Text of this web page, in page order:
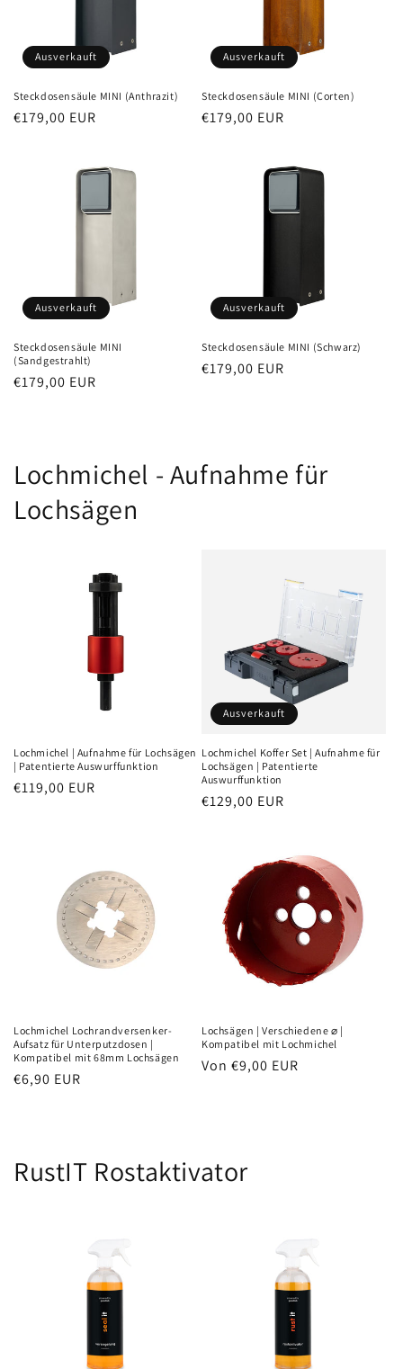
Ausverkauft
Steckdosensäule MINI (Anthrazit)
Normaler
€179,00 EUR
Ausverkauft
Steckdosensäule MINI (Corten)
Normaler
€179,00 EUR
Ausverkauft
Steckdosensäule MINI
(Sandgestrahlt)
Normaler
€179,00 EUR
Ausverkauft
Steckdosensäule MINI (Schwarz)
Normaler
€179,00 EUR
Lochmichel - Aufnahme für
Lochsägen
Lochmichel | Aufnahme für Lochsägen
| Patentierte Auswurffunktion
Normaler
€119,00 EUR
Ausverkauft
Lochmichel Koffer Set | Aufnahme für
Lochsägen | Patentierte
Auswurffunktion
Normaler
€129,00 EUR
Lochmichel Lochrandversenker-
Aufsatz für Unterputzdosen |
Kompatibel mit 68mm Lochsägen
Normaler
€6,90 EUR
Lochsägen | Verschiedene ⌀ |
Kompatibel mit Lochmichel
Normaler
Von €9,00 EUR
RustIT Rostaktivator